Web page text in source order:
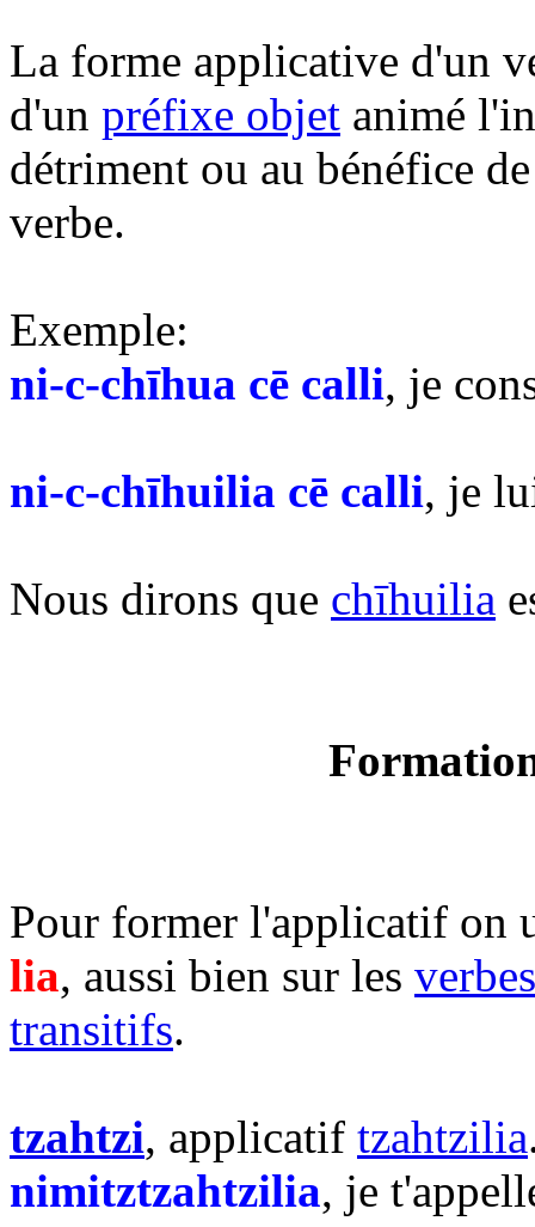
La forme applicative d'un
d'un préfixe objet animé
détriment ou au bénéfice
verbe.
Exemple:
ni-c-chīhua cē calli, je
ni-c-chīhuilia cē calli, je
Nous dirons que chīhuilia
Pour former l'applicatif on
lia, aussi bien sur les
transitifs.
tzahtzi, applicatif tzahtzilia
nimitztzahtzilia, je